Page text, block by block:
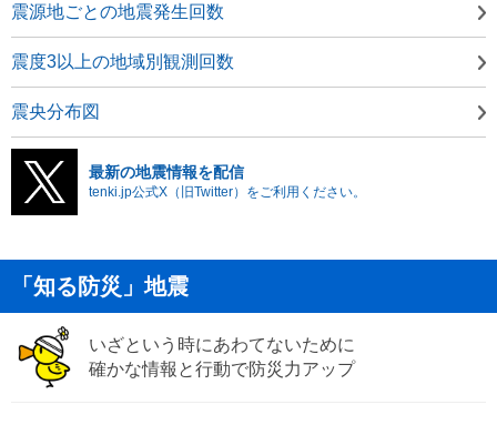
震源地ごとの地震発生回数
震度3以上の地域別観測回数
震央分布図
最新の地震情報を配信
tenki.jp公式X（旧Twitter）をご利用ください。
「知る防災」地震
いざという時にあわてないために
確かな情報と行動で防災力アップ